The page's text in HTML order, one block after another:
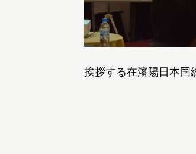
挨拶する在瀋陽日本国